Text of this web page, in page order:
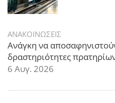
ΑΝΑΚΟΙΝΩΣΕΙΣ
Ανάγκη να
δραστηριότητες
6 Αυγ. 2026